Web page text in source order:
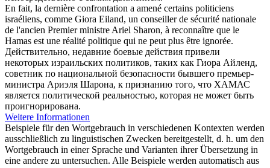
En fait, la dernière confrontation a amené certains politiciens
israéliens, comme Giora Eiland, un conseiller de sécurité nationale
de l'ancien Premier ministre Ariel Sharon, à reconnaître que le
Hamas est une réalité politique qui ne peut plus être ignorée.
Действительно, недавние боевые действия привели
некоторых израильских политиков, таких как Гиора Айленд,
советник по национальной безопасности бывшего премьер-
министра Ариэля Шарона, к признанию того, что ХАМАС
является политической реальностью, которая не может быть
проигнорирована.
Weitere Informationen
Beispiele für den Wortgebrauch in verschiedenen Kontexten werden
ausschließlich zu linguistischen Zwecken bereitgestellt, d. h. um den
Wortgebrauch in einer Sprache und Varianten ihrer Übersetzung in
eine andere zu untersuchen. Alle Beispiele werden automatisch aus